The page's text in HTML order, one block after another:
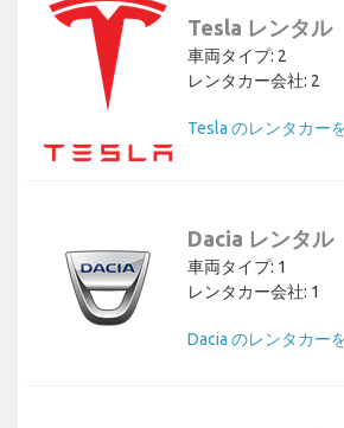
Tesla レンタル
車両タイプ: 2
レンタカー会社: 2
Tesla のレンタカー
Dacia レンタル
車両タイプ: 1
レンタカー会社: 1
Dacia のレンタカー